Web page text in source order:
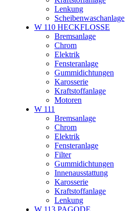
Lenkung
Scheibenwaschanlage
W 110 HECKFLOSSE
Bremsanlage
Chrom
Elektrik
Fensteranlage
Gummidichtungen
Karosserie
Kraftstoffanlage
Motoren
W 111
Bremsanlage
Chrom
Elektrik
Fensteranlage
Filter
Gummidichtungen
Innenausstattung
Karosserie
Kraftstoffanlage
Lenkung